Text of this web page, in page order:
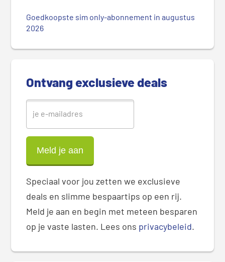
d
Goedkoopste sim only-abonnement in augustus
2026
Ontvang exclusieve deals
Speciaal voor jou zetten we exclusieve
deals en slimme bespaartips op een rij.
Meld je aan en begin met meteen besparen
op je vaste lasten. Lees ons privacybeleid.